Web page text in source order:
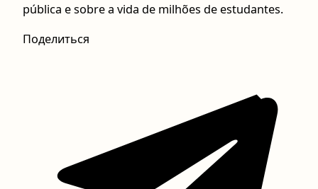
pública e sobre a vida de milhões de estudantes.
Поделиться